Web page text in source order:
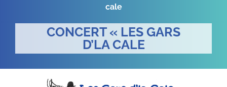
cale
CONCERT « LES GARS
D’LA CALE